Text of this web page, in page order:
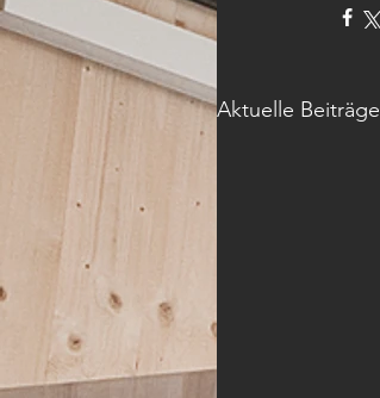
Aktuelle Beiträge